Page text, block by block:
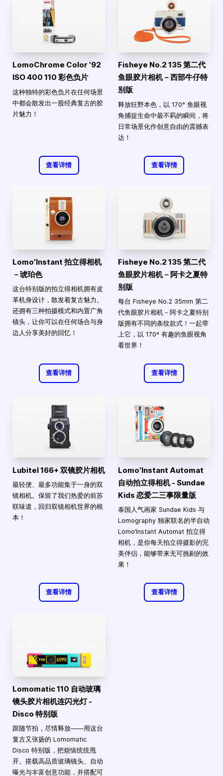
LomoChrome Color '92
ISO 400 110 彩色负片
这种独特的彩色负片在任何场景
中都会散发出一股经典复古的胶
片魅力！
查看详情
Fisheye No.2 135 第二代
鱼眼胶片相机－西部牛仔特
别版
释放狂野本色，以 170° 鱼眼视
角捕捉生命中最不羁的瞬间，将
日常场景化作创意自由的震撼表
达！
查看详情
Lomo’Instant 拍立得相机
－琥珀色
这台特别版的拍立得相机拥有皮
革机身设计，散发着复古魅力。
还拥有三种拍摄模式和内置广角
镜头，让你可以在任何场合与身
边人分享美好的回忆！
查看详情
Fisheye No.2 135 第二代
鱼眼胶片相机－阿卡之夏特
别版
每台 Fisheye No.2 35mm 第二
代鱼眼胶片相机－阿卡之夏特别
版拥有不同的条纹款式！一起带
上它，以 170º 有趣的鱼眼视角
看世界！
查看详情
Lubitel 166+ 双镜胶片相机
最轻便、最多功能集于一身的双
镜相机。保留了我们热爱的前苏
联味道，回归双镜相机世界的根
本！
查看详情
Lomo'Instant Automat
自动拍立得相机 - Sundae
Kids 恋爱二三事限量版
泰国人气画家 Sundae Kids 与
Lomography 独家联名的半自动
Lomo’Instant Automat 拍立得
相机，是你每天拍立得摄影的完
美伴侣，能够带来无可挑剔的效
果！
查看详情
Lomomatic 110 自动玻璃
镜头胶片相机连闪光灯 -
Disco 特别版
跟随节拍，尽情释放——用这台
复古又张扬的 Lomomatic
Disco 特别版，把烦恼统统甩
开。搭载高品质玻璃镜头、自动
曝光与丰富创意功能，并搭配可